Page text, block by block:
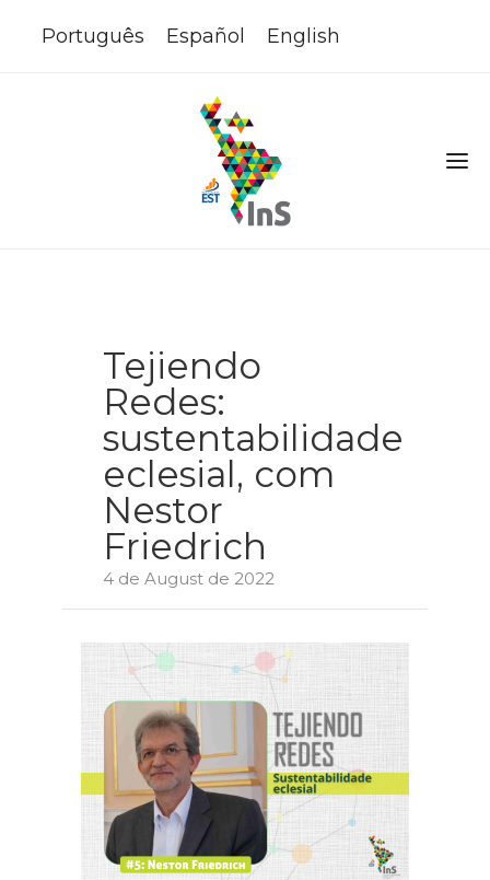
Português Español English
Tejiendo
Redes:
sustentabilidade
eclesial, com
Nestor
Friedrich
4 de August de 2022